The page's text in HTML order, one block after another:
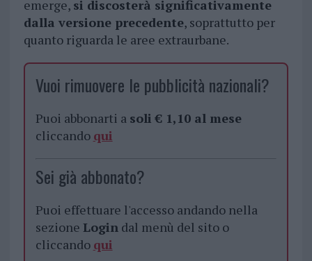
emerge, si discosterà significativamente
dalla versione precedente, soprattutto per
quanto riguarda le aree extraurbane.
Vuoi rimuovere le pubblicità nazionali?
Puoi abbonarti a soli € 1,10 al mese
cliccando qui
Sei già abbonato?
Puoi effettuare l'accesso andando nella
sezione Logindal menù del sito o
cliccando qui